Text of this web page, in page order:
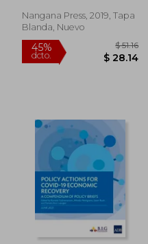
45%
dcto. $ 38.22
Nangana Press, 2019, Tapa
Blanda, Nuevo